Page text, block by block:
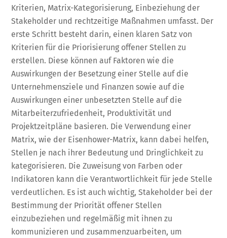
Kriterien, Matrix-Kategorisierung, Einbeziehung der
Stakeholder und rechtzeitige Maßnahmen umfasst. Der
erste Schritt besteht darin, einen klaren Satz von
Kriterien für die Priorisierung offener Stellen zu
erstellen. Diese können auf Faktoren wie die
Auswirkungen der Besetzung einer Stelle auf die
Unternehmensziele und Finanzen sowie auf die
Auswirkungen einer unbesetzten Stelle auf die
Mitarbeiterzufriedenheit, Produktivität und
Projektzeitpläne basieren. Die Verwendung einer
Matrix, wie der Eisenhower-Matrix, kann dabei helfen,
Stellen je nach ihrer Bedeutung und Dringlichkeit zu
kategorisieren. Die Zuweisung von Farben oder
Indikatoren kann die Verantwortlichkeit für jede Stelle
verdeutlichen. Es ist auch wichtig, Stakeholder bei der
Bestimmung der Priorität offener Stellen
einzubeziehen und regelmäßig mit ihnen zu
kommunizieren und zusammenzuarbeiten, um